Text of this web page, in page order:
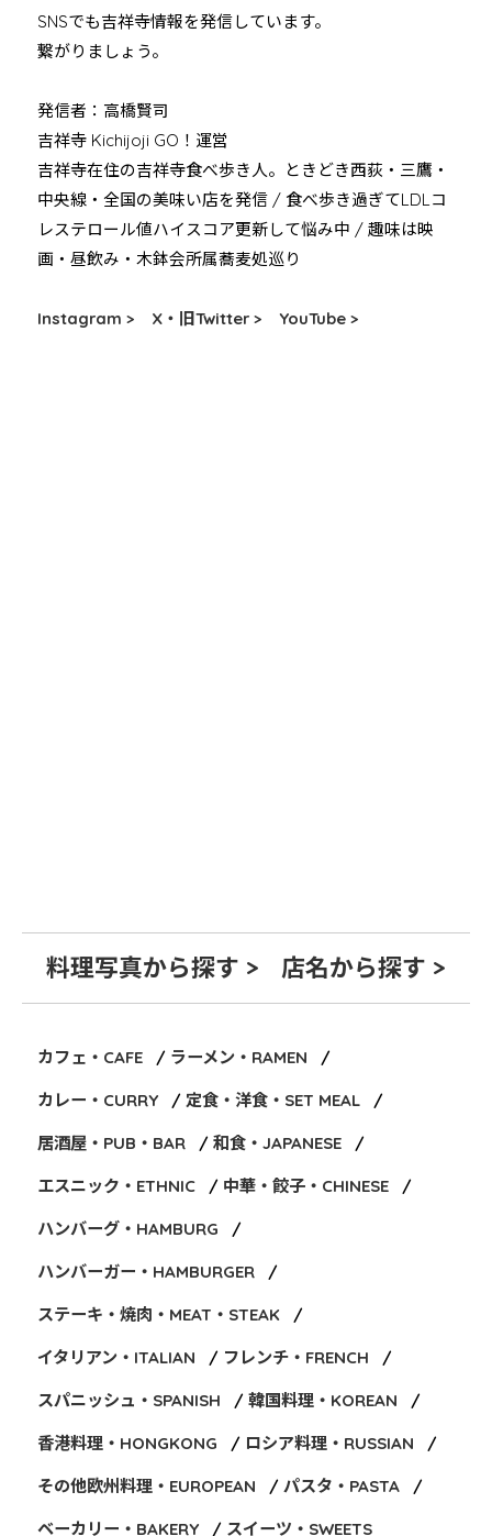
SNSでも吉祥寺情報を発信しています。
繋がりましょう。
発信者：高橋賢司
吉祥寺 Kichijoji GO！運営
吉祥寺在住の吉祥寺食べ歩き人。ときどき西荻・三鷹・
中央線・全国の美味い店を発信 / 食べ歩き過ぎてLDLコ
レステロール値ハイスコア更新して悩み中 / 趣味は映
画・昼飲み・木鉢会所属蕎麦処巡り
Instagram > X・旧Twitter > YouTube >
料理写真から探す > 店名から探す >
カフェ・CAFE ラーメン・RAMEN
カレー・CURRY 定食・洋食・SET MEAL
居酒屋・PUB・BAR 和食・JAPANESE
エスニック・ETHNIC 中華・餃子・CHINESE
ハンバーグ・HAMBURG
ハンバーガー・HAMBURGER
ステーキ・焼肉・MEAT・STEAK
イタリアン・ITALIAN フレンチ・FRENCH
スパニッシュ・SPANISH 韓国料理・KOREAN
香港料理・HONGKONG ロシア料理・RUSSIAN
その他欧州料理・EUROPEAN パスタ・PASTA
ベーカリー・BAKERY スイーツ・SWEETS